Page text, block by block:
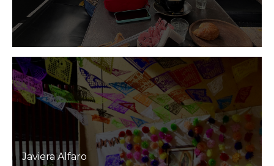
Javiera Alfaro